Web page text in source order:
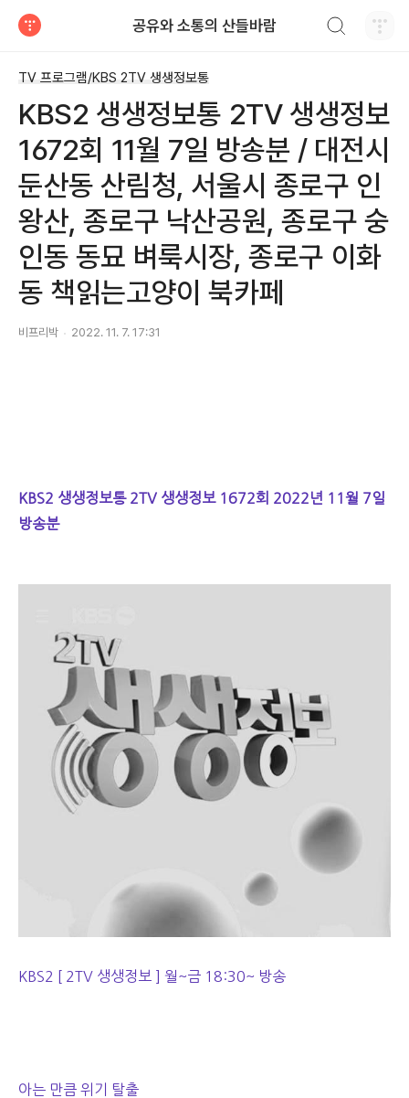
공유와 소통의 산들바람
TV 프로그램/KBS 2TV 생생정보통
KBS2 생생정보통 2TV 생생정보
1672회 11월 7일 방송분 / 대전시
둔산동 산림청, 서울시 종로구 인
왕산, 종로구 낙산공원, 종로구 숭
인동 동묘 벼룩시장, 종로구 이화
동 책읽는고양이 북카페
비프리박 2022. 11. 7. 17:31
KBS2 생생정보통 2TV 생생정보 1672회 2022년 11월 7일
방송분
KBS2 [ 2TV 생생정보 ] 월~금 18:30~ 방송
아는 만큼 위기 탈출